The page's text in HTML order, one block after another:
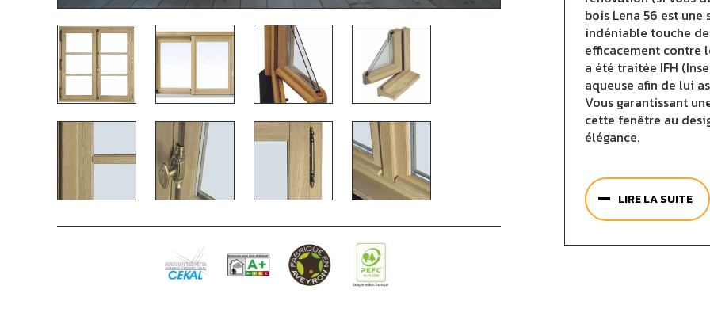
bois Lena 56 est
indéniable touche
efficacement contre
a été traitée IFH
aqueuse afin de lui
Vous garantissant
cette fenêtre au
élégance.
plus adapté à vos
Fenêtre deux
Fenêtre
LIRE LA SUITE